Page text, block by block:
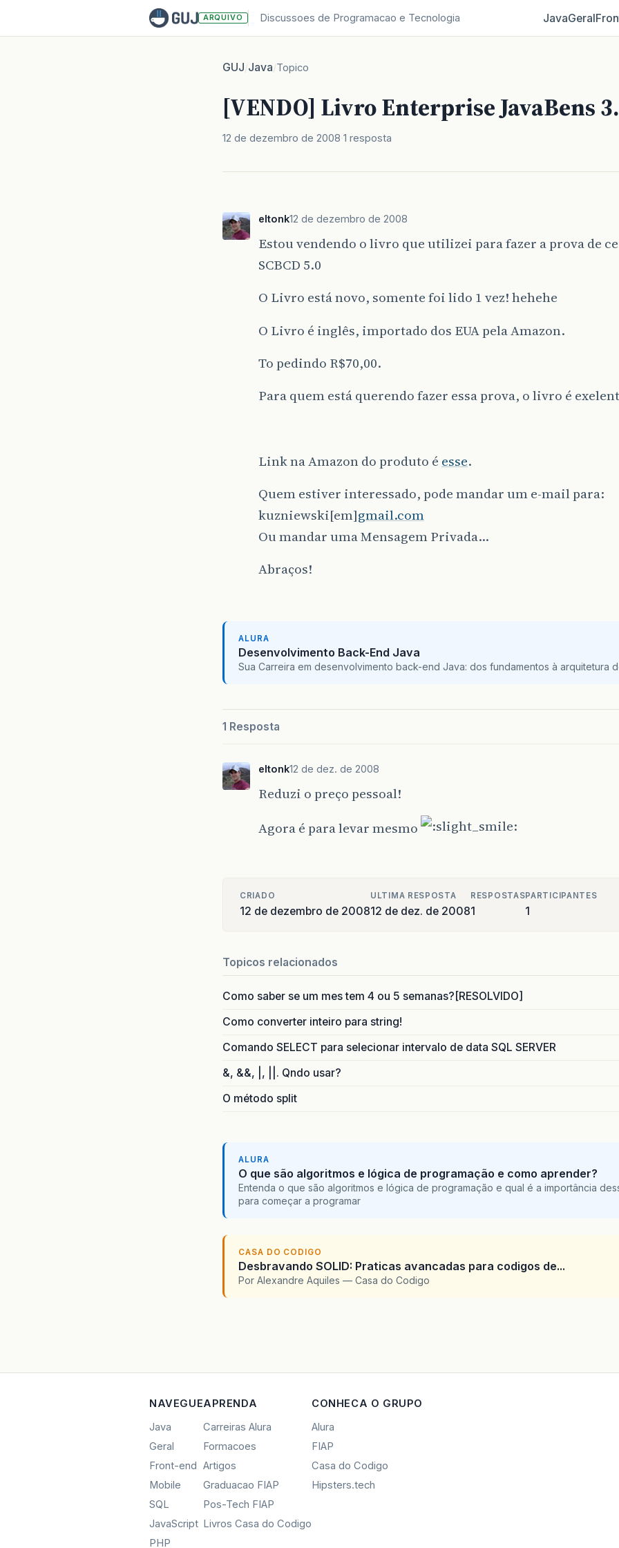
ARQUIVO Discussoes de Programacao e Tecnologia JavaGeral
GUJ/Java/Topico
[VENDO] Livro Enterprise JavaBens
12 de dezembro de 2008 1 resposta
eltonk12 de dezembro de 2008
Estou vendendo o livro que utilizei para fazer a prova de
SCBCD 5.0
O Livro está novo, somente foi lido 1 vez! hehehe
O Livro é inglês, importado dos EUA pela Amazon.
To pedindo R$70,00.
Para quem está querendo fazer essa prova, o livro é
Link na Amazon do produto é esse.
Quem estiver interessado, pode mandar um e-mail para:
kuzniewski[em]gmail.com
Ou mandar uma Mensagem Privada…
Abraços!
ALURA
Desenvolvimento Back-End Java
Sua Carreira em desenvolvimento back-end Java: dos fundamentos à arquitetura
1 Resposta
eltonk12 de dez. de 2008
Reduzi o preço pessoal!
Agora é para levar mesmo
CRIADO
12 de dezembro de 2008
ULTIMA RESPOSTA
12 de dez. de 2008
RESPOSTAS
1
PARTICIPANTES
1
Topicos relacionados
Como saber se um mes tem 4 ou 5 semanas?[RESOLVIDO]
Como converter inteiro para string!
Comando SELECT para selecionar intervalo de data SQL SERVER
&, &&, |, ||. Qndo usar?
O método split
ALURA
O que são algoritmos e lógica de programação e como aprender?
Entenda o que são algoritmos e lógica de programação e qual é a importância
para começar a programar
CASA DO CODIGO
Desbravando SOLID: Praticas avancadas para codigos de...
Por Alexandre Aquiles — Casa do Codigo
NAVEGUE
Java
Geral
Front-end
Mobile
SQL
JavaScript
PHP
APRENDA
Carreiras Alura
Formacoes
Artigos
Graduacao FIAP
Pos-Tech FIAP
Livros Casa do Codigo
CONHECA O GRUPO
Alura
FIAP
Casa do Codigo
Hipsters.tech